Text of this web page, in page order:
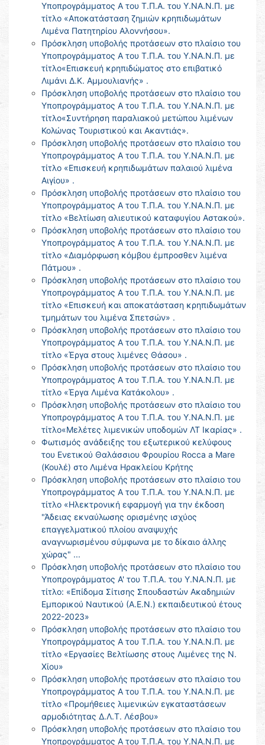
Υποπρογράμματος Α του Τ.Π.Α. του Υ.ΝΑ.Ν.Π. με
τίτλο «Αποκατάσταση ζημιών κρηπιδωμάτων
Λιμένα Πατητηρίου Αλοννήσου».
Πρόσκληση υποβολής προτάσεων στο πλαίσιο του
Υποπρογράμματος Α του Τ.Π.Α. του Υ.ΝΑ.Ν.Π. με
τίτλο«Επισκευή κρηπιδώματος στο επιβατικό
Λιμάνι Δ.Κ. Αμμουλιανής» .
Πρόσκληση υποβολής προτάσεων στο πλαίσιο του
Υποπρογράμματος Α του Τ.Π.Α. του Υ.ΝΑ.Ν.Π. με
τίτλο«Συντήρηση παραλιακού μετώπου λιμένων
Κολώνας Τουριστικού και Ακαντιάς».
Πρόσκληση υποβολής προτάσεων στο πλαίσιο του
Υποπρογράμματος Α του Τ.Π.Α. του Υ.ΝΑ.Ν.Π. με
τίτλο «Επισκευή κρηπιδωμάτων παλαιού λιμένα
Αιγίου» .
Πρόσκληση υποβολής προτάσεων στο πλαίσιο του
Υποπρογράμματος Α του Τ.Π.Α. του Υ.ΝΑ.Ν.Π. με
τίτλο «Βελτίωση αλιευτικού καταφυγίου Αστακού».
Πρόσκληση υποβολής προτάσεων στο πλαίσιο του
Υποπρογράμματος Α του Τ.Π.Α. του Υ.ΝΑ.Ν.Π. με
τίτλο «Διαμόρφωση κόμβου έμπροσθεν λιμένα
Πάτμου» .
Πρόσκληση υποβολής προτάσεων στο πλαίσιο του
Υποπρογράμματος Α του Τ.Π.Α. του Υ.ΝΑ.Ν.Π. με
τίτλο «Επισκευή και αποκατάσταση κρηπιδωμάτων
τμημάτων του λιμένα Σπετσών» .
Πρόσκληση υποβολής προτάσεων στο πλαίσιο του
Υποπρογράμματος Α του Τ.Π.Α. του Υ.ΝΑ.Ν.Π. με
τίτλο «Έργα στους λιμένες Θάσου» .
Πρόσκληση υποβολής προτάσεων στο πλαίσιο του
Υποπρογράμματος Α του Τ.Π.Α. του Υ.ΝΑ.Ν.Π. με
τίτλο «Έργα Λιμένα Κατάκολου» .
Πρόσκληση υποβολής προτάσεων στο πλαίσιο του
Υποπρογράμματος Α του Τ.Π.Α. του Υ.ΝΑ.Ν.Π. με
τίτλο«Μελέτες λιμενικών υποδομών ΛΤ Ικαρίας» .
Φωτισμός ανάδειξης του εξωτερικού κελύφους
του Ενετικού Θαλάσσιου Φρουρίου Rocca a Mare
(Κουλέ) στο Λιμένα Ηρακλείου Κρήτης
Πρόσκληση υποβολής προτάσεων στο πλαίσιο του
Υποπρογράμματος Α του Τ.Π.Α. του Υ.ΝΑ.Ν.Π. με
τίτλο «Ηλεκτρονική εφαρμογή για την έκδοση
"Άδειας εκναύλωσης ορισμένης ισχύος
επαγγελματικού πλοίου αναψυχής
αναγνωρισμένου σύμφωνα με το δίκαιο άλλης
χώρας" ...
Πρόσκληση υποβολής προτάσεων στο πλαίσιο του
Υποπρογράμματος Α' του Τ.Π.Α. του Υ.ΝΑ.Ν.Π. με
τίτλο: «Επίδομα Σίτισης Σπουδαστών Ακαδημιών
Εμπορικού Ναυτικού (Α.Ε.Ν.) εκπαιδευτικού έτους
2022-2023»
Πρόσκληση υποβολής προτάσεων στο πλαίσιο του
Υποπρογράμματος Α του Τ.Π.Α. του Υ.ΝΑ.Ν.Π. με
τίτλο «Εργασίες Βελτίωσης στους Λιμένες της Ν.
Χίου»
Πρόσκληση υποβολής προτάσεων στο πλαίσιο του
Υποπρογράμματος Α του Τ.Π.Α. του Υ.ΝΑ.Ν.Π. με
τίτλο «Προμήθειες λιμενικών εγκαταστάσεων
αρμοδιότητας Δ.Λ.Τ. Λέσβου»
Πρόσκληση υποβολής προτάσεων στο πλαίσιο του
Υποπρογράμματος Α του Τ.Π.Α. του Υ.ΝΑ.Ν.Π. με